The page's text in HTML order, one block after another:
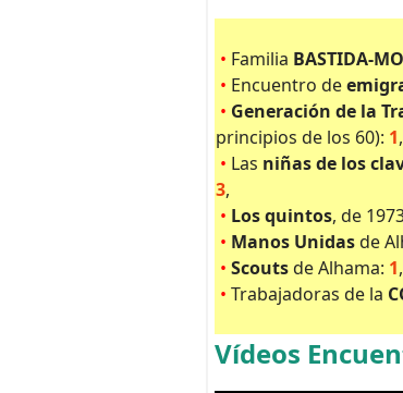
• Familia BASTIDA-
• Encuentro de
• Generación de la
principios de los 60): 1,
• Las niñas de los
3,
• Los quintos, de
• Manos Unidasde
• Scoutsde Alhama: 1,
• Trabajadoras de la
Vídeos